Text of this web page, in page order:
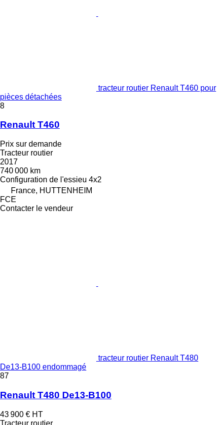
tracteur routier Renault T460 pour
pièces détachées
8
Renault T460
Prix sur demande
Tracteur routier
2017
740 000 km
Configuration de l'essieu 4x2
France, HUTTENHEIM
FCE
Contacter le vendeur
tracteur routier Renault T480
De13-B100 endommagé
87
Renault T480 De13-B100
43 900 € HT
Tracteur routier